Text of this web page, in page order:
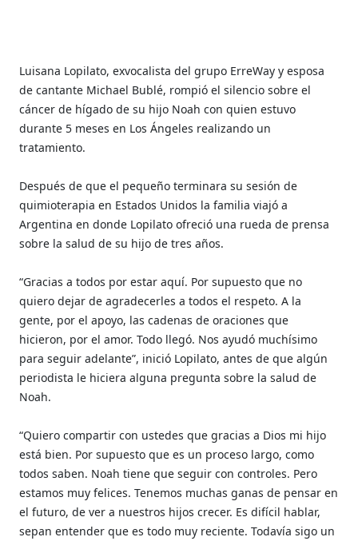
Luisana Lopilato, exvocalista del grupo ErreWay y esposa
de cantante Michael Bublé, rompió el silencio sobre el
cáncer de hígado de su hijo Noah con quien estuvo
durante 5 meses en Los Ángeles realizando un
tratamiento.
Después de que el pequeño terminara su sesión de
quimioterapia en Estados Unidos la familia viajó a
Argentina en donde Lopilato ofreció una rueda de prensa
sobre la salud de su hijo de tres años.
“Gracias a todos por estar aquí. Por supuesto que no
quiero dejar de agradecerles a todos el respeto. A la
gente, por el apoyo, las cadenas de oraciones que
hicieron, por el amor. Todo llegó. Nos ayudó muchísimo
para seguir adelante”, inició Lopilato, antes de que algún
periodista le hiciera alguna pregunta sobre la salud de
Noah.
“Quiero compartir con ustedes que gracias a Dios mi hijo
está bien. Por supuesto que es un proceso largo, como
todos saben. Noah tiene que seguir con controles. Pero
estamos muy felices. Tenemos muchas ganas de pensar en
el futuro, de ver a nuestros hijos crecer. Es difícil hablar,
sepan entender que es todo muy reciente. Todavía sigo un